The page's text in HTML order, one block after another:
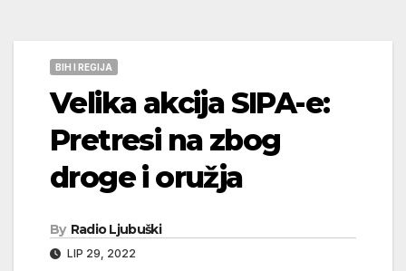
BIH I REGIJA
Velika akcija SIPA-e:
Pretresi na zbog
droge i oružja
By Radio Ljubuški
LIP 29, 2022